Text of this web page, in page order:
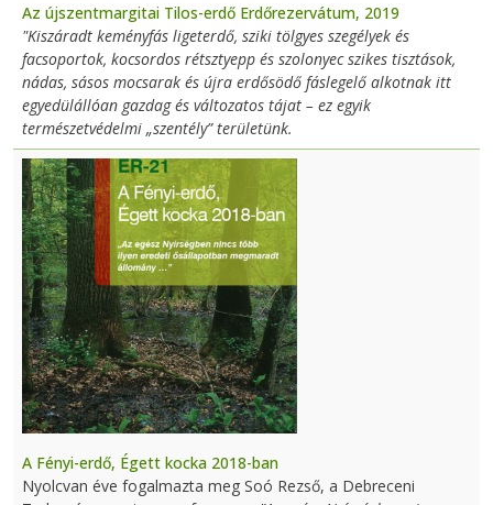
Az újszentmargitai Tilos-erdő Erdőrezervátum, 2019
"Kiszáradt keményfás ligeterdő, sziki tölgyes szegélyek és
facsoportok, kocsordos rétsztyepp és szolonyec szikes tisztások,
nádas, sásos mocsarak és újra erdősödő fáslegelő alkotnak itt
egyedülállóan gazdag és változatos tájat – ez egyik
természetvédelmi „szentély” területünk.
A Fényi-erdő, Égett kocka 2018-ban
Nyolcvan éve fogalmazta meg Soó Rezső, a Debreceni